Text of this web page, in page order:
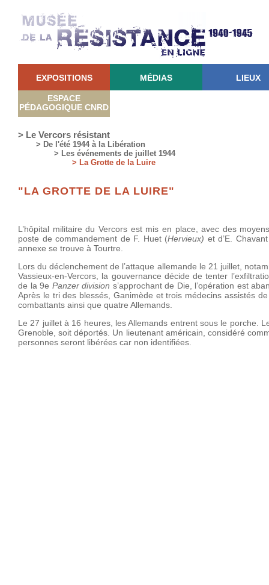
EXPOSITIONS MÉDIAS LIEUX
ESPACE
PÉDAGOGIQUE CNRD
> Le Vercors résistant
> De l'été 1944 à la Libération
> Les événements de juillet 1944
> La Grotte de la Luire
"LA GROTTE DE LA LUIRE"
L’hôpital militaire du Vercors est mis en place, avec des
poste de commandement de F. Huet (Hervieux) et d’E.
annexe se trouve à Tourtre.
Lors du déclenchement de l’attaque allemande le 21 juillet,
Vassieux-en-Vercors, la gouvernance décide de tenter
de la 9e Panzer division s’approchant de Die, l’opération est
Après le tri des blessés, Ganimède et trois médecins assistés
combattants ainsi que quatre Allemands.
Le 27 juillet à 16 heures, les Allemands entrent sous le porche.
Grenoble, soit déportés. Un lieutenant américain, considéré
personnes seront libérées car non identifiées.